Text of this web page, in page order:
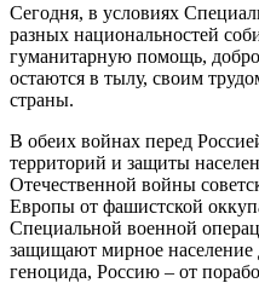
Сегодня, в условиях
разных национальностей
гуманитарную помощь,
остаются в тылу, своим
страны.
В обеих войнах перед
территорий и защиты
Отечественной войны
Европы от фашистской
Специальной военной
защищают мирное население
геноцида, Россию – от